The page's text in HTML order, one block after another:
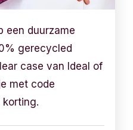
een duurzame
gerecycled
case van Ideal of
met code
korting.